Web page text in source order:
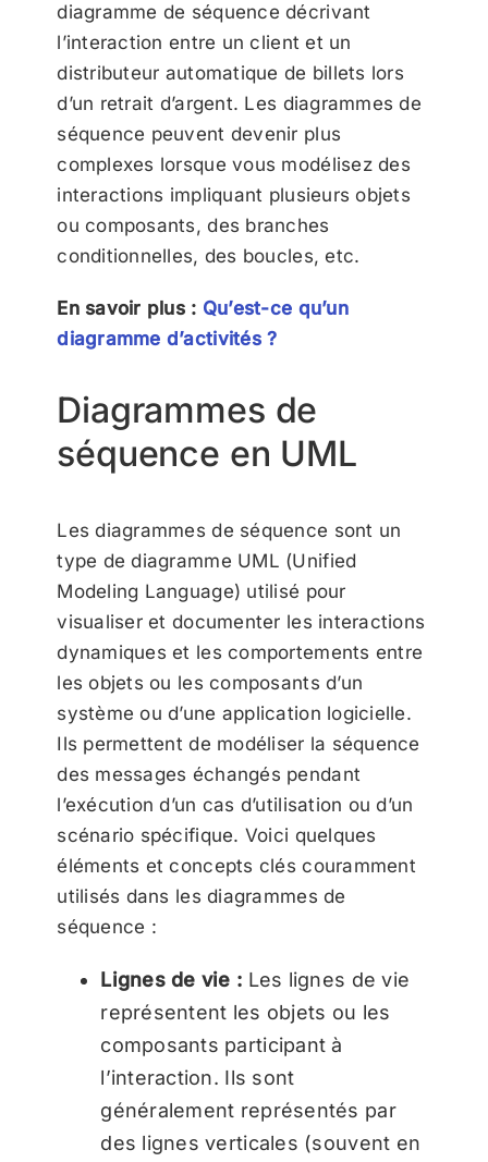
diagramme de séquence décrivant
l’interaction entre un client et un
distributeur automatique de billets lors
d’un retrait d’argent. Les diagrammes de
séquence peuvent devenir plus
complexes lorsque vous modélisez des
interactions impliquant plusieurs objets
ou composants, des branches
conditionnelles, des boucles, etc.
En savoir plus : Qu’est-ce qu’un
diagramme d’activités ?
Diagrammes de
séquence en UML
Les diagrammes de séquence sont un
type de diagramme UML (Unified
Modeling Language) utilisé pour
visualiser et documenter les interactions
dynamiques et les comportements entre
les objets ou les composants d’un
système ou d’une application logicielle.
Ils permettent de modéliser la séquence
des messages échangés pendant
l’exécution d’un cas d’utilisation ou d’un
scénario spécifique. Voici quelques
éléments et concepts clés couramment
utilisés dans les diagrammes de
séquence :
Lignes de vie : Les lignes de vie
représentent les objets ou les
composants participant à
l’interaction. Ils sont
généralement représentés par
des lignes verticales (souvent en